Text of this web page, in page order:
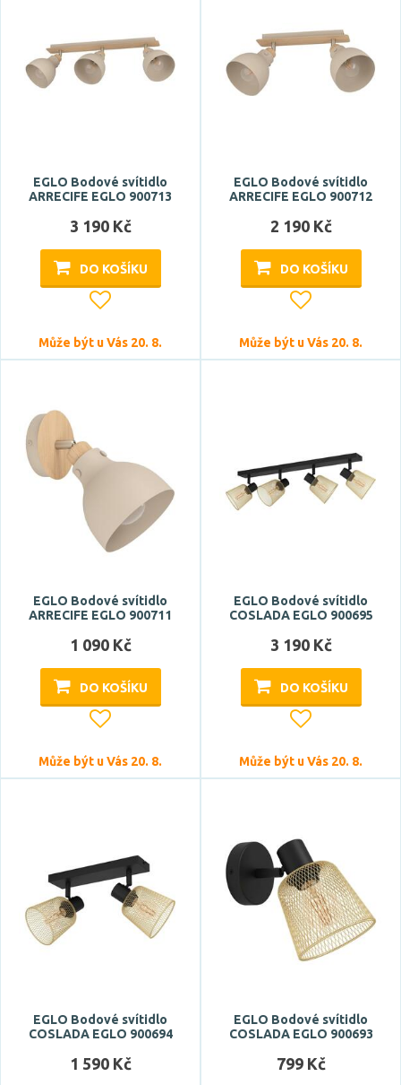
EGLO Bodové svítidlo
ARRECIFE EGLO 900713
3 190 Kč
DO KOŠÍKU
Může být u Vás 20. 8.
EGLO Bodové svítidlo
ARRECIFE EGLO 900712
2 190 Kč
DO KOŠÍKU
Může být u Vás 20. 8.
EGLO Bodové svítidlo
ARRECIFE EGLO 900711
1 090 Kč
DO KOŠÍKU
Může být u Vás 20. 8.
EGLO Bodové svítidlo
COSLADA EGLO 900695
3 190 Kč
DO KOŠÍKU
Může být u Vás 20. 8.
EGLO Bodové svítidlo
COSLADA EGLO 900694
1 590 Kč
EGLO Bodové svítidlo
COSLADA EGLO 900693
799 Kč